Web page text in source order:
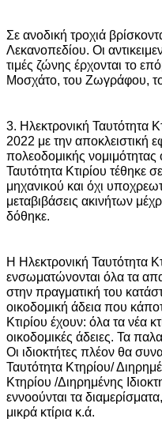
Σε ανοδική τροχιά
Λεκανοπεδίου. Οι
τιμές ζώνης έρχονται το
Μοσχάτο, του Ζωγράφου,
3. Ηλεκτρονική Ταυτότητα
2022 με την αποκλειστική
πολεοδομικής
Ταυτότητα Κτιρίου
μηχανικού και όχι
μεταβιβάσεις ακινήτων
δόθηκε.
Η Ηλεκτρονική Ταυτότητα
ενσωματώνονται όλα τα
στην πραγματική του
οικοδομική άδεια που
Κτιρίου έχουν: όλα τα νέα
οικοδομικές άδειες. Τα
Οι ιδιοκτήτες πλέον θα
Ταυτότητα Κτηρίου/
Κτηρίου /Διηρημένης
εννοούνται τα
μικρά κτίρια κ.ά.